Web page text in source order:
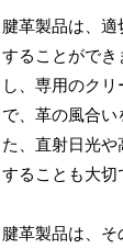
腱革製品は、適
することができ
し、専用のク
で、革の風合い
た、直射日光
することも大切
腱革製品は、